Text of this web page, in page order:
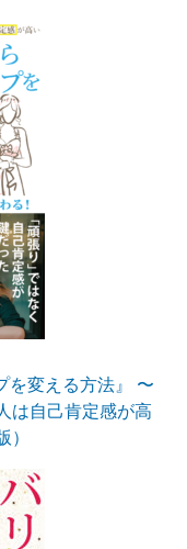
を変える方法』 〜
は自己肯定感が高
）